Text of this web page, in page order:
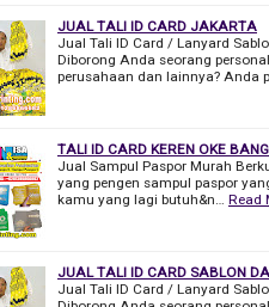
JUAL TALI ID CARD JAKARTA
Jual Tali ID Card / Lanyard
Diborong Anda seorang
perusahaan dan lainnya? Anda
TALI ID CARD KEREN OKE
Jual Sampul Paspor Murah
yang pengen sampul paspor
kamu yang lagi butuh&n…
Read
JUAL TALI ID CARD SABLON
Jual Tali ID Card / Lanyard